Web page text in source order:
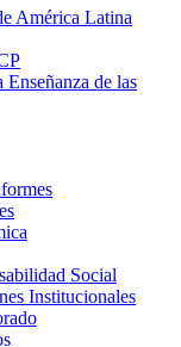
América Latina
de las
Social
Institucionales